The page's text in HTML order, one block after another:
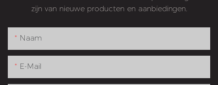
zijn van nieuwe producten en aanbiedingen.
Naam
E-Mail